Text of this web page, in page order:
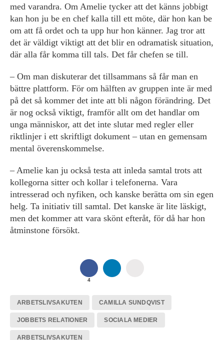
med varandra. Om Amelie tycker att det känns jobbigt
kan hon ju be en chef kalla till ett möte, där hon kan be
om att få ordet och ta upp hur hon känner. Jag tror att
det är väldigt viktigt att det blir en odramatisk situation,
där alla får komma till tals. Det får chefen se till.
– Om man diskuterar det tillsammans så får man en
bättre plattform. För om hälften av gruppen inte är ­med
på det så kommer det inte att bli någon förändring. Det
är nog också viktigt, framför allt om det handlar om
unga människor, att det inte slutar med regler eller
riktlinjer i ett skriftligt dokument – utan en gemensam
mental överens­kommelse.
– Amelie kan ju också testa att inleda samtal trots att
kollegorna sitter och kollar i telefonerna. Vara
intresserad och nyfiken, och kanske berätta om sin egen
helg. Ta initiativ till samtal. Det kanske är lite läskigt,
men det kommer att vara skönt efteråt, för då har hon
åtminstone försökt.
4
ARBETSLIVSAKUTEN CAMILLA SUNDQVIST
JOBBETS RELATIONER SOCIALA MEDIER
ARBETSLIVSAKUTEN